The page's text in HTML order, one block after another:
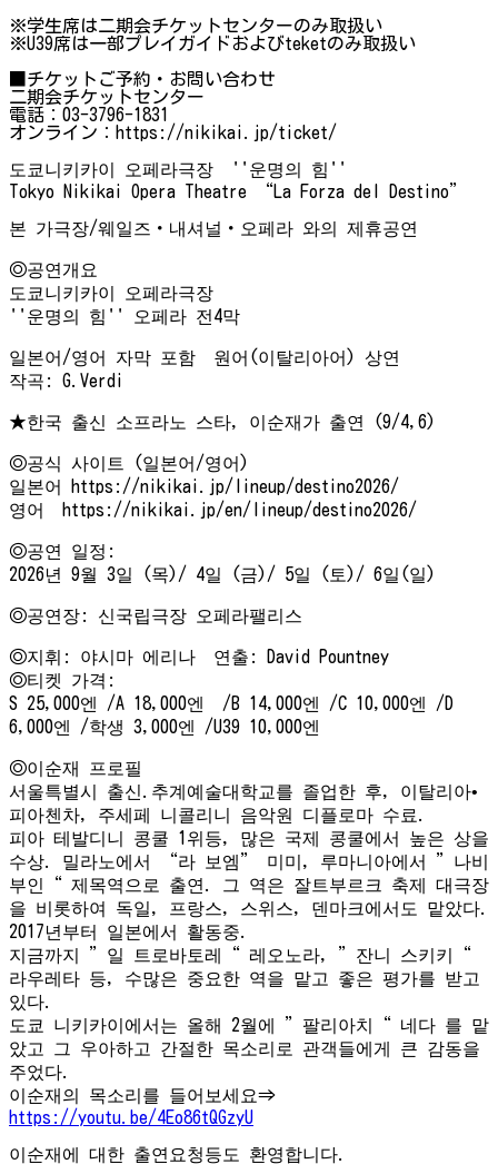
※学生席は二期会チケットセンターのみ取扱い
※U39席は一部プレイガイドおよびteketのみ取扱い
■チケットご予約・お問い合わせ
二期会チケットセンター
電話：03-3796-1831
オンライン：https://nikikai.jp/ticket/
도쿄니키카이 오페라극장 ''운명의 힘''
Tokyo Nikikai Opera Theatre “La Forza del Destino”
본 가극장/웨일즈・내셔널・오페라 와의 제휴공연
◎공연개요
도쿄니키카이 오페라극장
''운명의 힘'' 오페라 전4막
일본어/영어 자막 포함 원어(이탈리아어) 상연
작곡: G.Verdi
★한국 출신 소프라노 스타, 이순재가 출연 (9/4,6)
◎공식 사이트 (일본어/영어)
일본어 https://nikikai.jp/lineup/destino2026/
영어 https://nikikai.jp/en/lineup/destino2026/
◎공연 일정:
2026년 9월 3일 (목)/ 4일 (금)/ 5일 (토)/ 6일(일)
◎공연장: 신국립극장 오페라팰리스
◎지휘: 야시마 에리나 연출: David Pountney
◎티켓 가격:
S 25,000엔 /A 18,000엔 /B 14,000엔 /C 10,000엔 /D
6,000엔 /학생 3,000엔 /U39 10,000엔
◎이순재 프로필
서울특별시 출신.추계예술대학교를 졸업한 후, 이탈리아•
피아첸차, 주세페 니콜리니 음악원 디플로마 수료.
피아 테발디니 콩쿨 1위등, 많은 국제 콩쿨에서 높은 상을
수상. 밀라노에서 “라 보엠” 미미, 루마니아에서 ”나비
부인“ 제목역으로 출연. 그 역은 잘트부르크 축제 대극장
을 비롯하여 독일, 프랑스, 스위스, 덴마크에서도 맡았다.
2017년부터 일본에서 활동중.
지금까지 ”일 트로바토레“ 레오노라, ”잔니 스키키“
라우레타 등, 수많은 중요한 역을 맡고 좋은 평가를 받고
있다.
도쿄 니키카이에서는 올해 2월에 ”팔리아치“ 네다 를 맡
았고 그 우아하고 간절한 목소리로 관객들에게 큰 감동을
주었다.
이순재의 목소리를 들어보세요⇒
https://youtu.be/4Eo86tQGzyU
이순재에 대한 출연요청등도 환영합니다.